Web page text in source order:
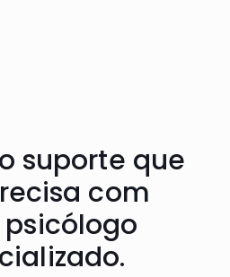
suporte que
com
psicólogo